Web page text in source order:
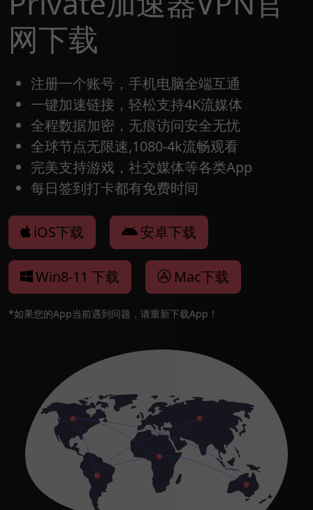
网下载
注册一个账号，手机电脑全端互通
一键加速链接，轻松支持4K流媒体
全程数据加密，无痕访问安全无忧
全球节点无限速,1080-4k流畅观看
完美支持游戏，社交媒体等各类App
每日签到打卡都有免费时间
iOS下载 安卓下载
Win8-11 下载 Mac下载
*如果您的App当前遇到问题，请重新下载App！